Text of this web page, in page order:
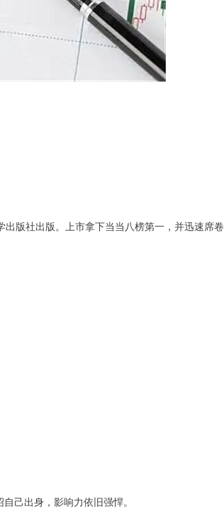
版社出版。上市拿下当当八榜第一，并迅速席卷
己出身，影响力依旧强悍。
4667.19 9.03